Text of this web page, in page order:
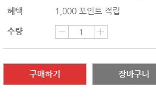
혜택 1,000 포인트 적립
수량
구매하기 장바구니